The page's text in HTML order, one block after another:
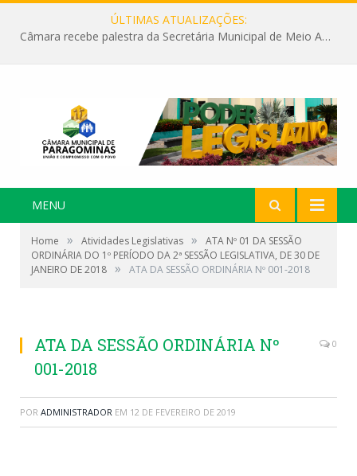
ÚLTIMAS ATUALIZAÇÕES:
Câmara recebe palestra da Secretária Municipal de Meio Ambiente sobre as ações da “SEMANA DO MEIO AMBIENTE”
MENU
Home » Atividades Legislativas »
ATA Nº 01 DA SESSÃO
ORDINÁRIA DO 1º PERÍODO DA 2ª SESSÃO LEGISLATIVA, DE 30 DE
JANEIRO DE 2018 » ATA DA SESSÃO ORDINÁRIA Nº 001-2018
ATA DA SESSÃO ORDINÁRIA Nº
001-2018
0
POR ADMINISTRADOR EM 12 DE FEVEREIRO DE 2019